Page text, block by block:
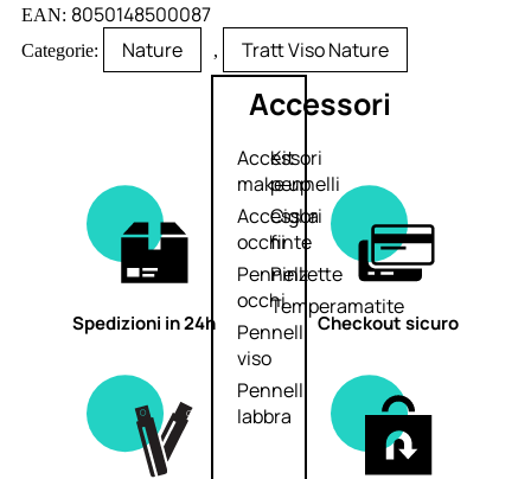
Accessori
Accessori
make up
Accessori
occhi
Pennelli
occhi
Pennelli
viso
Pennelli
labbra
Kit
pennelli
Ciglia
finte
Pinzette
Temperamatite
EAN: 8050148500087
Categorie: Nature , Tratt Viso Nature
Spedizioni in 24h Checkout sicuro